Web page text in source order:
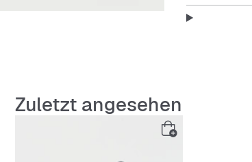
Zuletzt angesehen